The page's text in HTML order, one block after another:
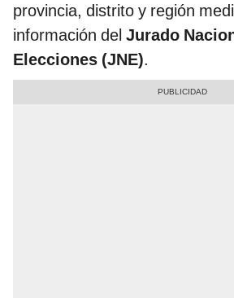
provincia, distrito y región
información del Jurado
Elecciones (JNE).